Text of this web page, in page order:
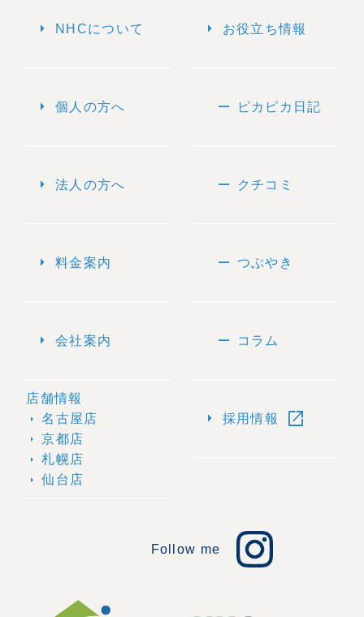
arrow_right NHCについて
arrow_right 個人の方へ
arrow_right 法人の方へ
arrow_right 料金案内
arrow_right 会社案内
店舗情報
arrow_right 名古屋店
arrow_right 京都店
arrow_right 札幌店
arrow_right 仙台店
arrow_right お役立ち情報
remove ピカピカ日記
remove クチコミ
remove つぶやき
remove コラム
arrow_right 採用情報 open_in_new
Follow me